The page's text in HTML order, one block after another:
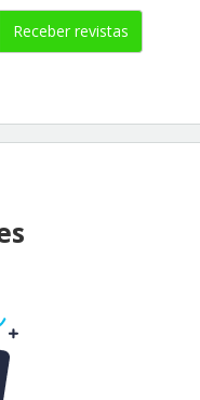
Receber revistas